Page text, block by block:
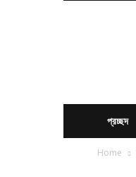
প্রচ্ছদ
Home